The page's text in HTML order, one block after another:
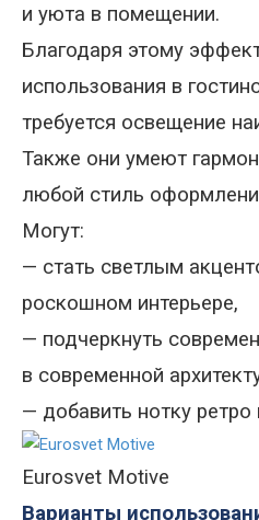
и уюта в помещении.
Благодаря этому
использования в
требуется освещение
Также они умеют
любой стиль
Могут:
— стать светлым
роскошном интерьере,
— подчеркнуть
в современной
— добавить нотку
Eurosvet Motive
Варианты